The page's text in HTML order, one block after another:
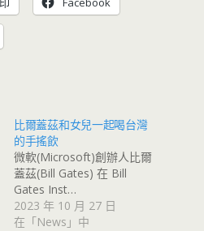
比爾蓋茲和女兒一起喝台灣
的手搖飲
微軟(Microsoft)創辦人比爾
蓋茲(Bill Gates) 在 Bill
Gates Inst…
2023 年 10 月 27 日
在「News」中